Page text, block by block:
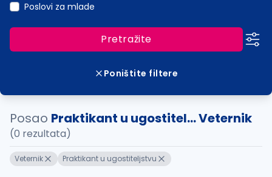
Poslovi za mlade
Pretražite
Poništite filtere
Posao Praktikant u ugostitel... Veternik
(0 rezultata)
Veternik Praktikant u ugostiteljstvu